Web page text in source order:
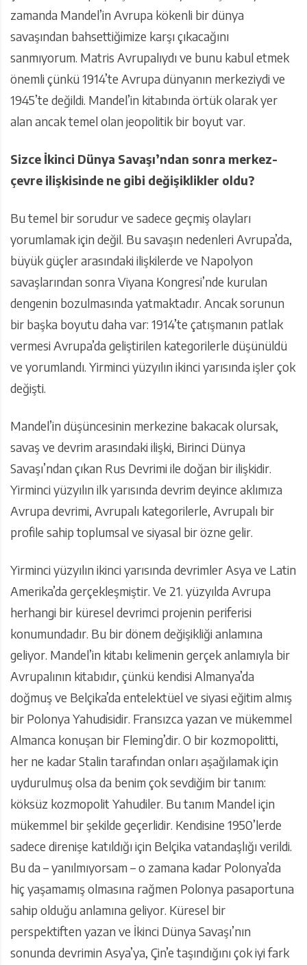
zamanda Mandel’in Avrupa kökenli bir dünya
savaşından bahsettiğimize karşı çıkacağını
sanmıyorum. Matris Avrupalıydı ve bunu kabul etmek
önemli çünkü 1914’te Avrupa dünyanın merkeziydi ve
1945’te değildi. Mandel’in kitabında örtük olarak yer
alan ancak temel olan jeopolitik bir boyut var.
Sizce İkinci Dünya Savaşı’ndan sonra merkez-
çevre ilişkisinde ne gibi değişiklikler oldu?
Bu temel bir sorudur ve sadece geçmiş olayları
yorumlamak için değil. Bu savaşın nedenleri Avrupa’da,
büyük güçler arasındaki ilişkilerde ve Napolyon
savaşlarından sonra Viyana Kongresi’nde kurulan
dengenin bozulmasında yatmaktadır. Ancak sorunun
bir başka boyutu daha var: 1914’te çatışmanın patlak
vermesi Avrupa’da geliştirilen kategorilerle düşünüldü
ve yorumlandı. Yirminci yüzyılın ikinci yarısında işler çok
değişti.
Mandel’in düşüncesinin merkezine bakacak olursak,
savaş ve devrim arasındaki ilişki, Birinci Dünya
Savaşı’ndan çıkan Rus Devrimi ile doğan bir ilişkidir.
Yirminci yüzyılın ilk yarısında devrim deyince aklımıza
Avrupa devrimi, Avrupalı kategorilerle, Avrupalı bir
profile sahip toplumsal ve siyasal bir özne gelir.
Yirminci yüzyılın ikinci yarısında devrimler Asya ve Latin
Amerika’da gerçekleşmiştir. Ve 21. yüzyılda Avrupa
herhangi bir küresel devrimci projenin periferisi
konumundadır. Bu bir dönem değişikliği anlamına
geliyor. Mandel’in kitabı kelimenin gerçek anlamıyla bir
Avrupalının kitabıdır, çünkü kendisi Almanya’da
doğmuş ve Belçika’da entelektüel ve siyasi eğitim almış
bir Polonya Yahudisidir. Fransızca yazan ve mükemmel
Almanca konuşan bir Fleming’dir. O bir kozmopolitti,
her ne kadar Stalin tarafından onları aşağılamak için
uydurulmuş olsa da benim çok sevdiğim bir tanım:
köksüz kozmopolit Yahudiler. Bu tanım Mandel için
mükemmel bir şekilde geçerlidir. Kendisine 1950’lerde
sadece direnişe katıldığı için Belçika vatandaşlığı verildi.
Bu da – yanılmıyorsam – o zamana kadar Polonya’da
hiç yaşamamış olmasına rağmen Polonya pasaportuna
sahip olduğu anlamına geliyor. Küresel bir
perspektiften yazan ve İkinci Dünya Savaşı’nın
sonunda devrimin Asya’ya, Çin’e taşındığını çok iyi fark